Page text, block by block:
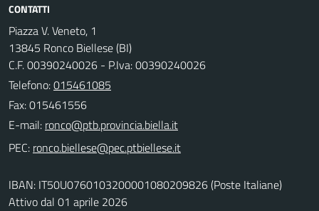
CONTATTI
Piazza V. Veneto, 1
13845 Ronco Biellese (BI)
C.F. 00390240026 - P.Iva: 00390240026
Telefono:015461085
Fax: 015461556
E-mail:
PEC:
IBAN: IT50U0760103200001080209826 (Poste Italiane)
Attivo dal 01 aprile 2026